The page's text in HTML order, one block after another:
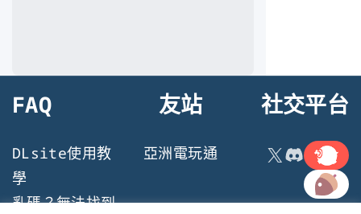
FAQ
DLsite使用教
學
亂碼？無法找到
友站
亞洲電玩通
社交平台
X Discord
連結
連結